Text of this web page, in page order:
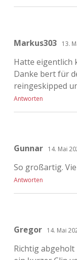
Markus303 13.
Hatte eigentlich
Danke bert für
reingeskipped
Antworten
Gunnar 14. Mai
So großartig.
Antworten
Gregor 14. Mai
Richtig